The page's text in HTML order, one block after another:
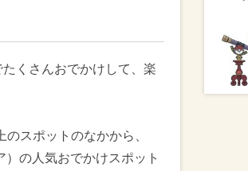
くさんおでかけして、楽
スポットのなかから、
）の人気おでかけスポット